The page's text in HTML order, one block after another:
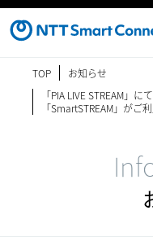
TOP
お知らせ
「PIA LIVE STREAM」
「SmartSTREAM」がご